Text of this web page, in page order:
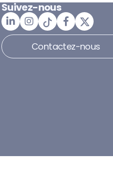
Suivez-nous
Contactez-nous